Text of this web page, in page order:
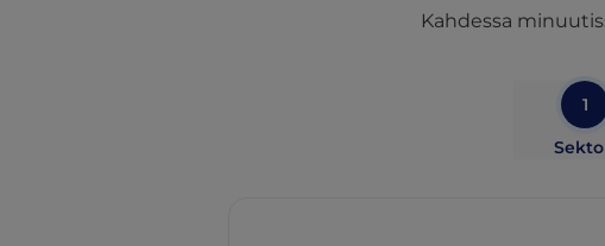
Kahdessa
1